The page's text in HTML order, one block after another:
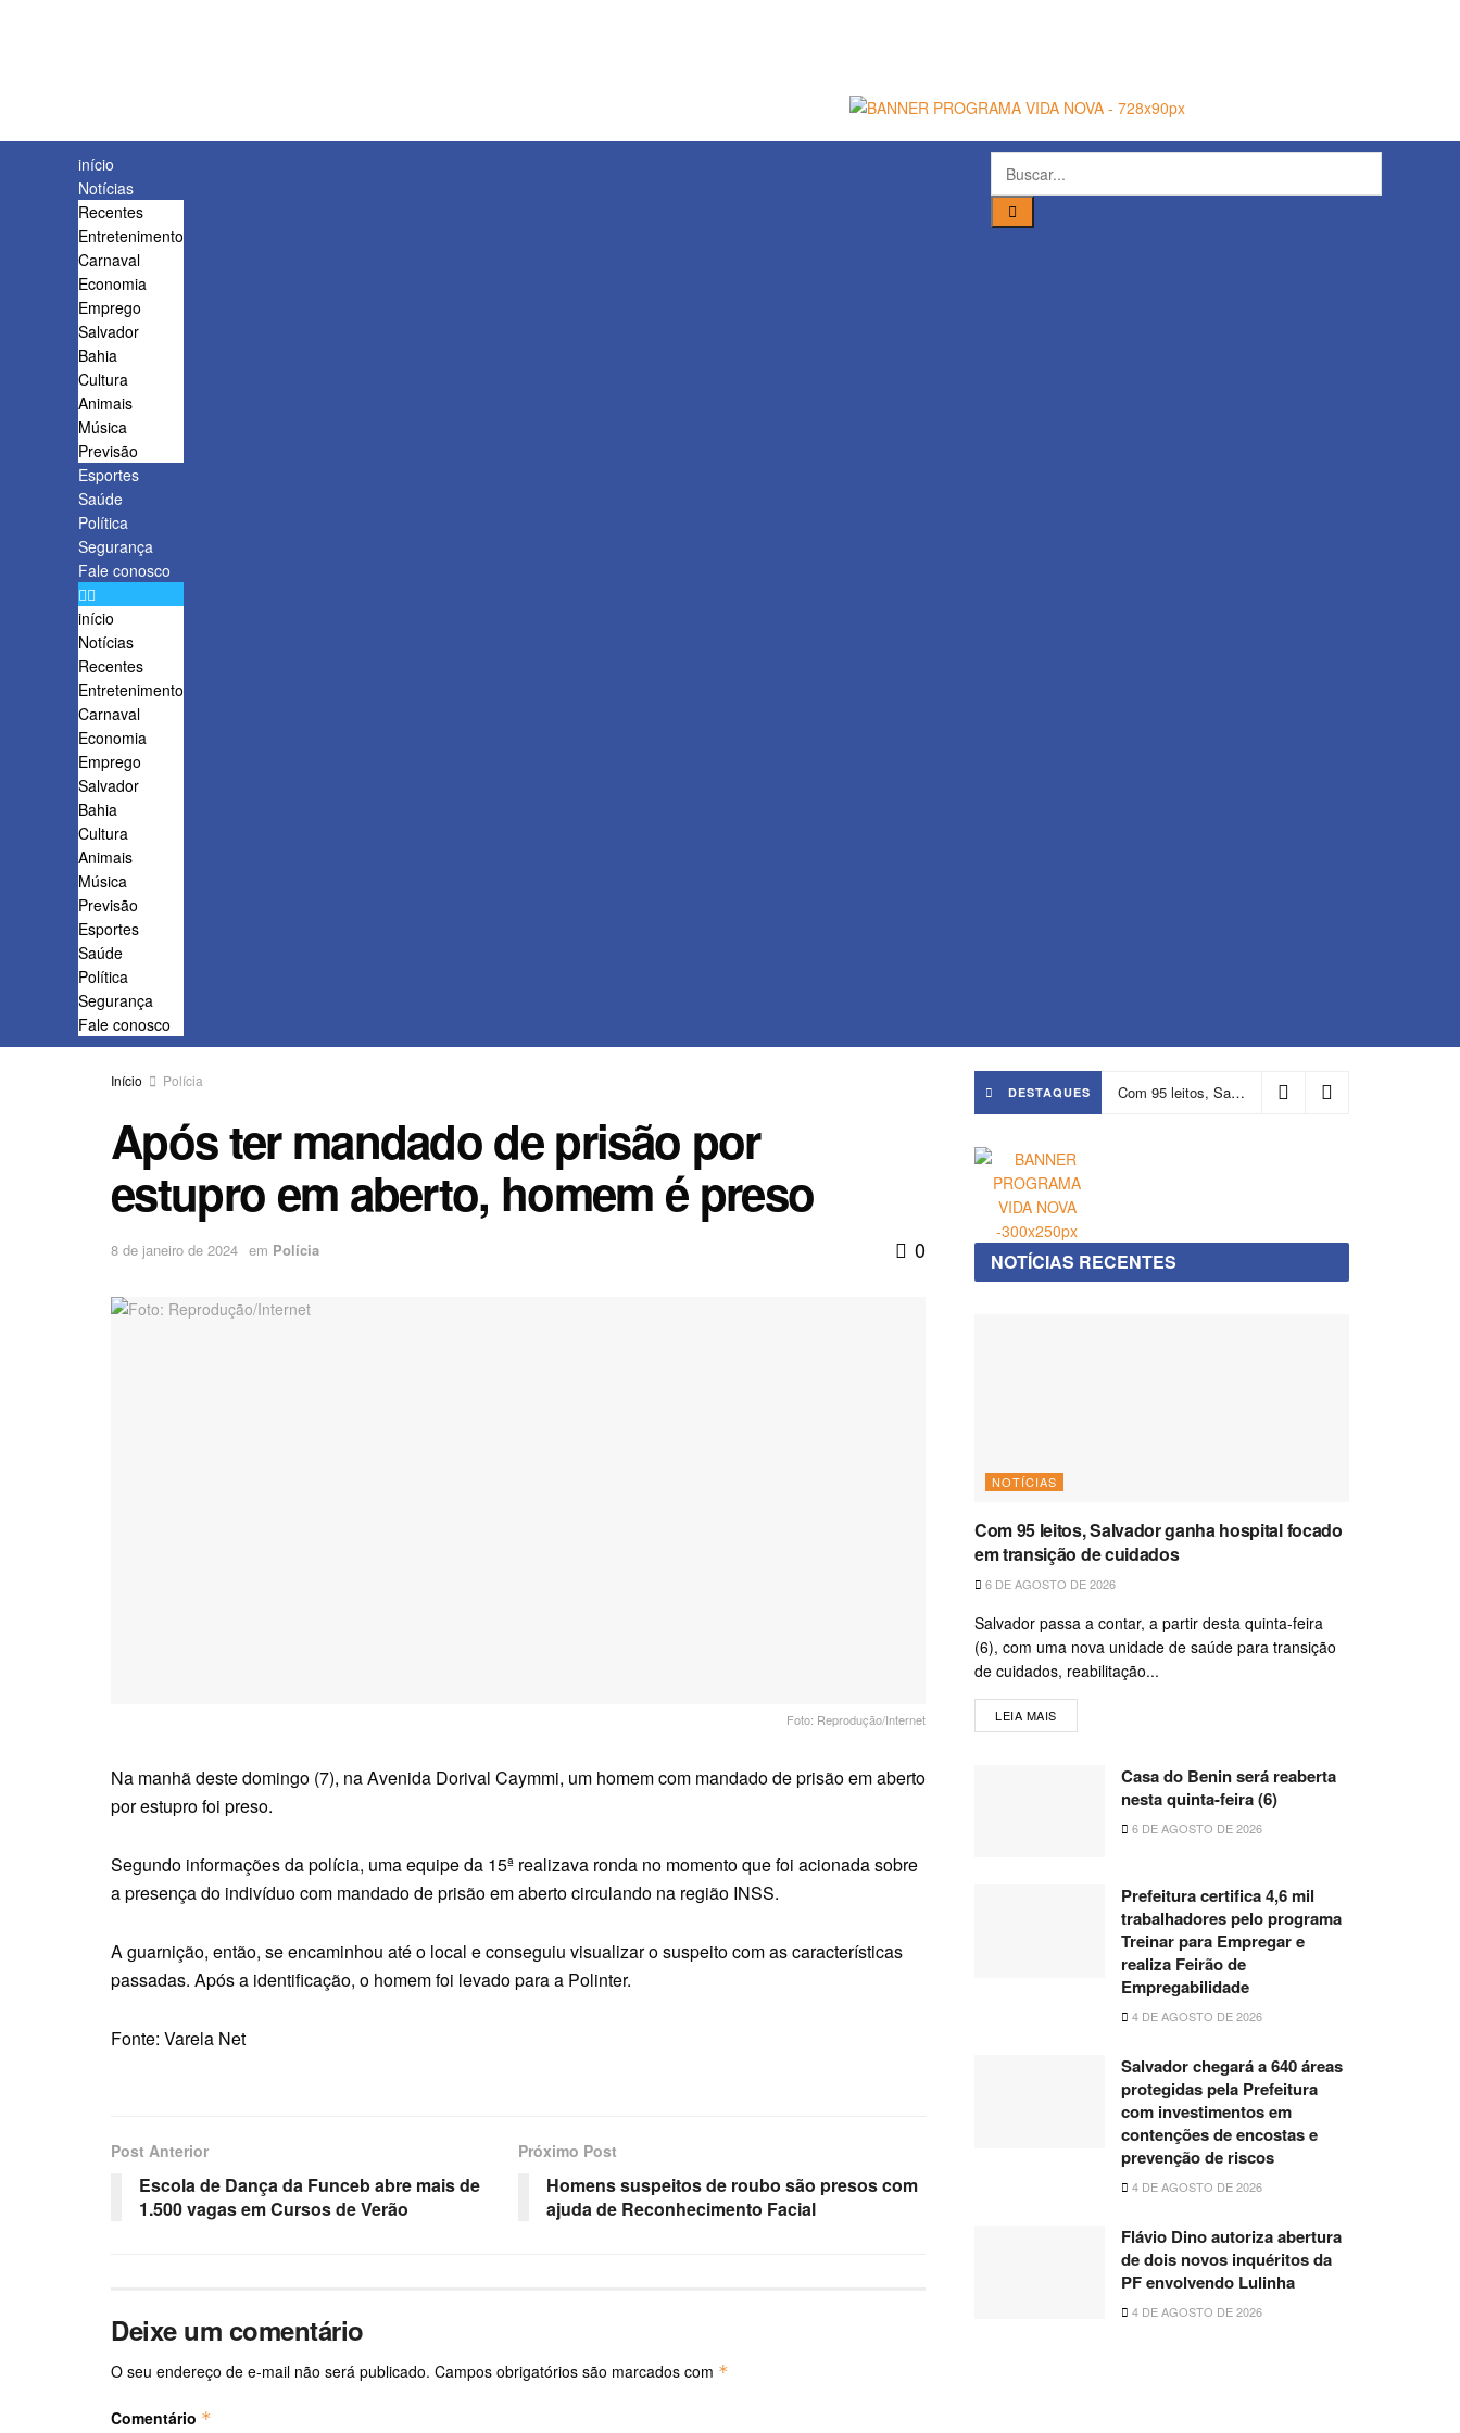
início
Notícias
Recentes
Entretenimento
Carnaval
Economia
Emprego
Salvador
Bahia
Cultura
Animais
Música
Previsão
Esportes
Saúde
Política
Segurança
Fale conosco
início
Notícias
Recentes
Entretenimento
Carnaval
Economia
Emprego
Salvador
Bahia
Cultura
Animais
Música
Previsão
Esportes
Saúde
Política
Segurança
Fale conosco
Início Polícia
Após ter mandado de prisão por
estupro em aberto, homem é preso
8 de janeiro de 2024 em Polícia 0
Foto: Reprodução/Internet
Na manhã deste domingo (7), na Avenida Dorival Caymmi, um homem com mandado de prisão em aberto
por estupro foi preso.
Segundo informações da polícia, uma equipe da 15ª realizava ronda no momento que foi acionada sobre
a presença do indivíduo com mandado de prisão em aberto circulando na região INSS.
A guarnição, então, se encaminhou até o local e conseguiu visualizar o suspeito com as características
passadas. Após a identificação, o homem foi levado para a Polinter.
Fonte: Varela Net
Post Anterior
Escola de Dança da Funceb abre mais de
1.500 vagas em Cursos de Verão
Próximo Post
Homens suspeitos de roubo são presos com
ajuda de Reconhecimento Facial
Deixe um comentário
O seu endereço de e-mail não será publicado. Campos obrigatórios são marcados com *
Comentário *
DESTAQUES Com 95 leitos, Salvador ganha hospital focado em transição de cuidados
NOTÍCIAS RECENTES
NOTÍCIAS
Com 95 leitos, Salvador ganha hospital focado
em transição de cuidados
6 DE AGOSTO DE 2026
Salvador passa a contar, a partir desta quinta-feira
(6), com uma nova unidade de saúde para transição
de cuidados, reabilitação...
LEIA MAIS
Casa do Benin será reaberta
nesta quinta-feira (6)
6 DE AGOSTO DE 2026
Prefeitura certifica 4,6 mil
trabalhadores pelo programa
Treinar para Empregar e
realiza Feirão de
Empregabilidade
4 DE AGOSTO DE 2026
Salvador chegará a 640 áreas
protegidas pela Prefeitura
com investimentos em
contenções de encostas e
prevenção de riscos
4 DE AGOSTO DE 2026
Flávio Dino autoriza abertura
de dois novos inquéritos da
PF envolvendo Lulinha
4 DE AGOSTO DE 2026